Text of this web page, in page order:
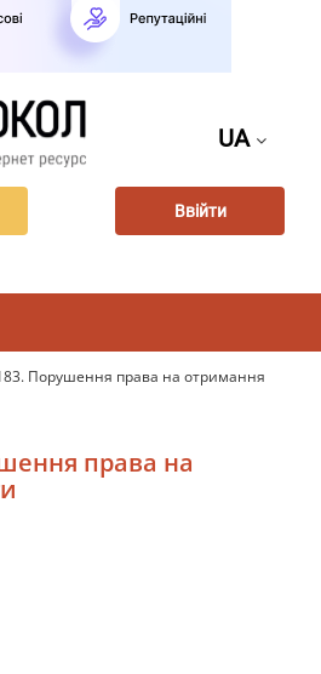
UA
Ввійти
Порушення права на отримання
права на